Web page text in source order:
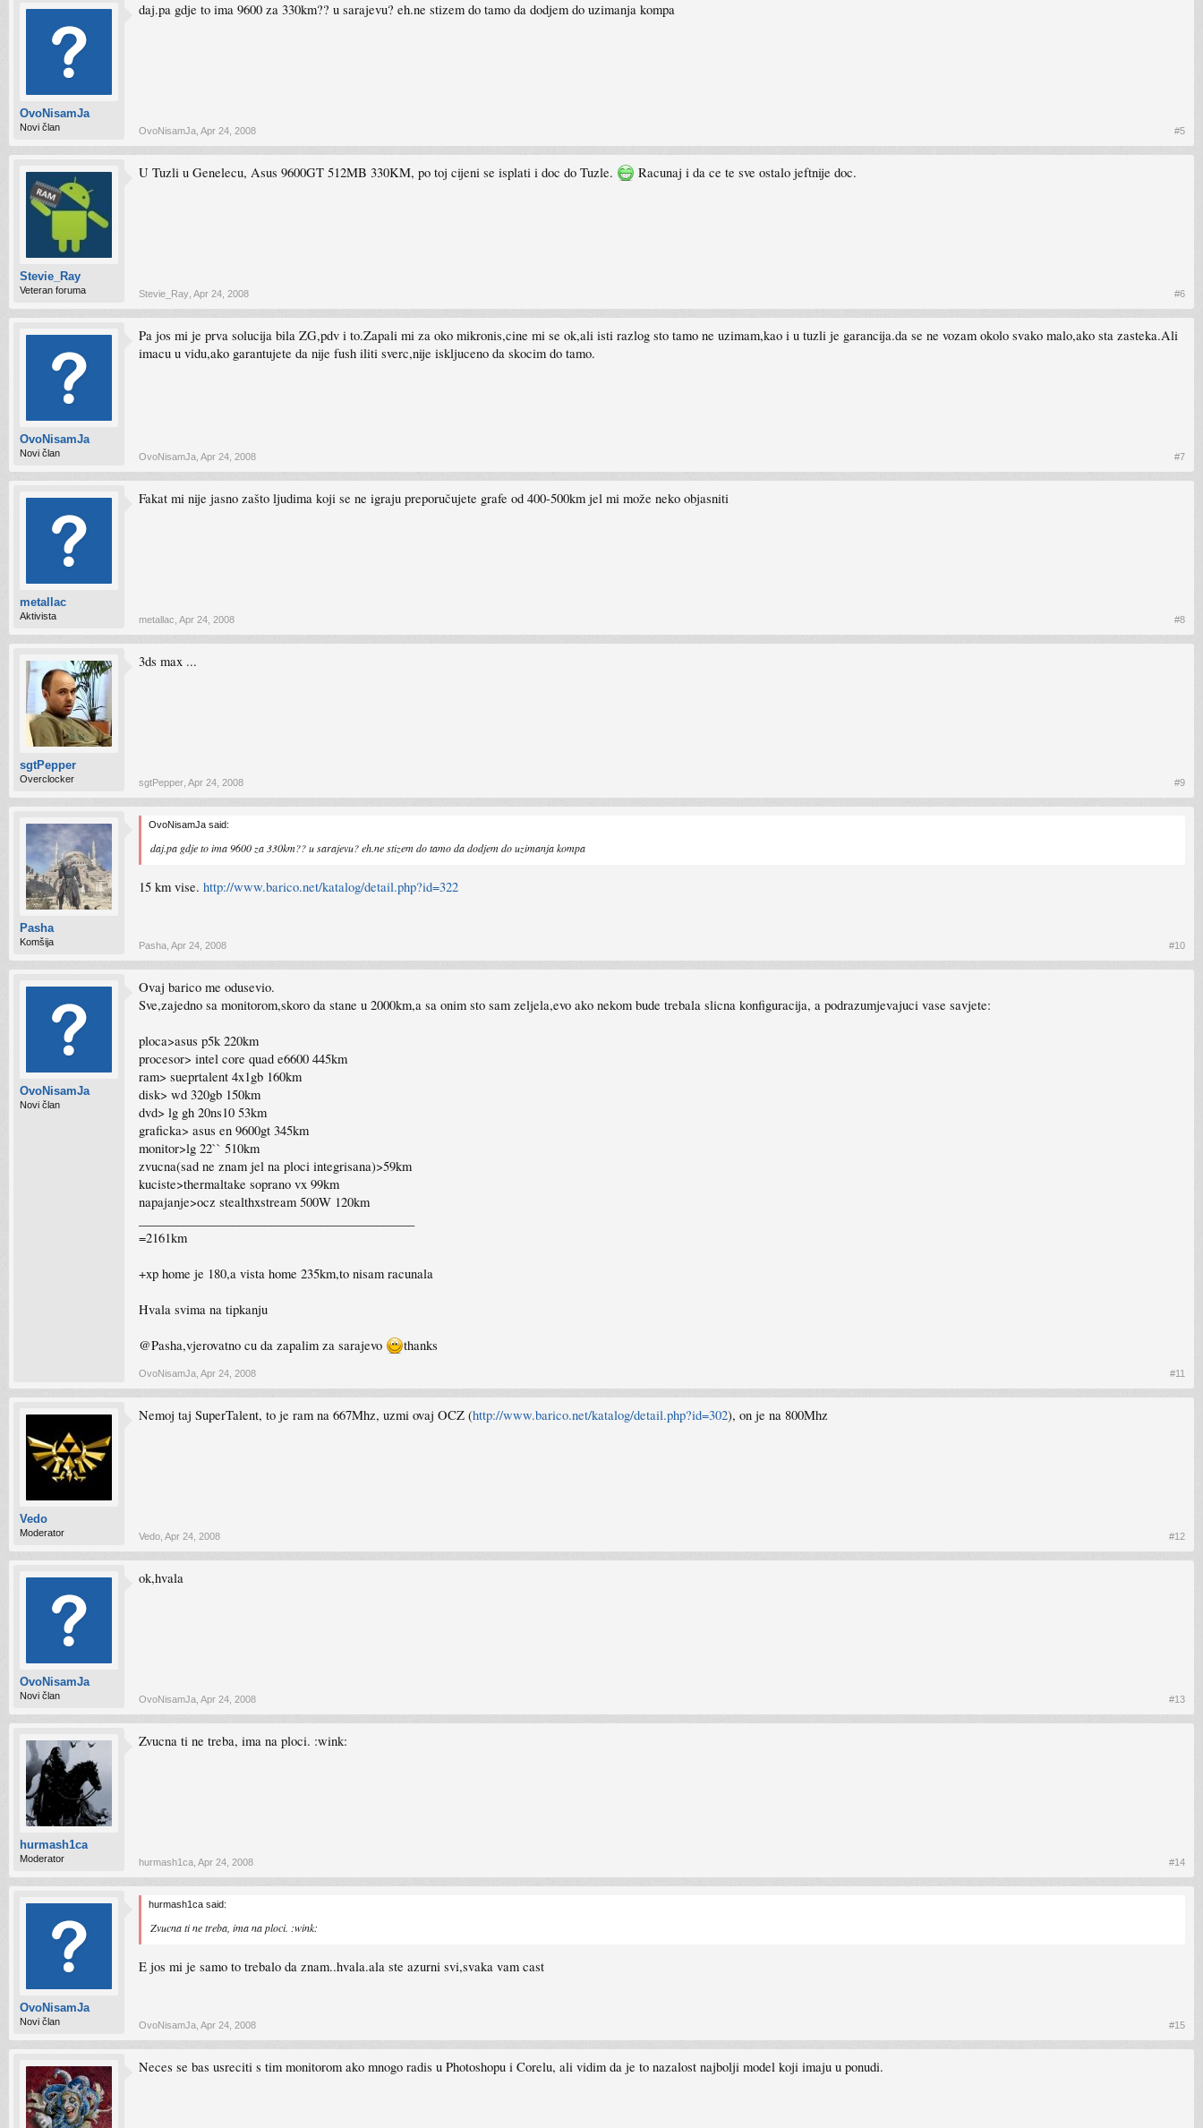
OvoNisamJa
Novi član
daj.pa gdje to ima 9600 za 330km?? u sarajevu? eh.ne stizem do tamo da dodjem do uzimanja kompa
OvoNisamJa Apr 24, 2008 #5
Stevie_Ray
Veteran foruma
U Tuzli u Genelecu, Asus 9600GT 512MB 330KM, po toj cijeni se isplati i doc do Tuzle. Racunaj i da ce te sve ostalo jeftnije doc.
Stevie_Ray Apr 24, 2008 #6
OvoNisamJa
Novi član
Pa jos mi je prva solucija bila ZG,pdv i to.Zapali mi za oko mikronis,cine mi se ok,ali isti razlog sto tamo ne uzimam,kao i u tuzli je garancija.da se ne vozam okolo svako malo,ako sta zasteka.Ali
imacu u vidu,ako garantujete da nije fush iliti sverc,nije iskljuceno da skocim do tamo.
OvoNisamJa Apr 24, 2008 #7
metallac
Aktivista
Fakat mi nije jasno zašto ljudima koji se ne igraju preporučujete grafe od 400-500km jel mi može neko objasniti
metallac Apr 24, 2008 #8
sgtPepper
Overclocker
3ds max ...
sgtPepper Apr 24, 2008 #9
Pasha
Komšija
OvoNisamJa said:
daj.pa gdje to ima 9600 za 330km?? u sarajevu? eh.ne stizem do tamo da dodjem do uzimanja kompa
15 km vise. http://www.barico.net/katalog/detail.php?id=322
Pasha Apr 24, 2008 #10
OvoNisamJa
Novi član
Ovaj barico me odusevio.
Sve,zajedno sa monitorom,skoro da stane u 2000km,a sa onim sto sam zeljela,evo ako nekom bude trebala slicna konfiguracija, a podrazumjevajuci vase savjete:
ploca>asus p5k 220km
procesor> intel core quad e6600 445km
ram> sueprtalent 4x1gb 160km
disk> wd 320gb 150km
dvd> lg gh 20ns10 53km
graficka> asus en 9600gt 345km
monitor>lg 22`` 510km
zvucna(sad ne znam jel na ploci integrisana)>59km
kuciste>thermaltake soprano vx 99km
napajanje>ocz stealthxstream 500W 120km
=2161km
+xp home je 180,a vista home 235km,to nisam racunala
Hvala svima na tipkanju
@Pasha,vjerovatno cu da zapalim za sarajevo thanks
OvoNisamJa Apr 24, 2008 #11
Vedo
Moderator
Nemoj taj SuperTalent, to je ram na 667Mhz, uzmi ovaj OCZ (http://www.barico.net/katalog/detail.php?id=302), on je na 800Mhz
Vedo Apr 24, 2008 #12
OvoNisamJa
Novi član
ok,hvala
OvoNisamJa Apr 24, 2008 #13
hurmash1ca
Moderator
Zvucna ti ne treba, ima na ploci. :wink:
hurmash1ca Apr 24, 2008 #14
OvoNisamJa
Novi član
hurmash1ca said:
Zvucna ti ne treba, ima na ploci. :wink:
E jos mi je samo to trebalo da znam..hvala.ala ste azurni svi,svaka vam cast
OvoNisamJa Apr 24, 2008 #15
Neces se bas usreciti s tim monitorom ako mnogo radis u Photoshopu i Corelu, ali vidim da je to nazalost najbolji model koji imaju u ponudi.